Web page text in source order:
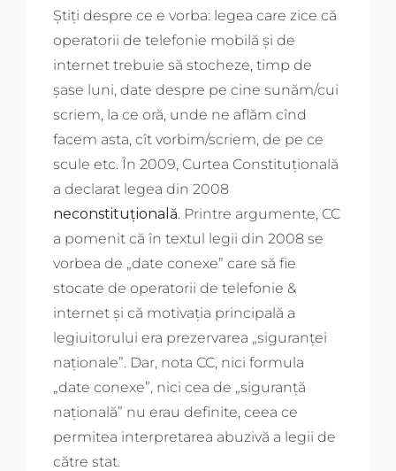
Știți despre ce e vorba: legea care zice că
operatorii de telefonie mobilă și de
internet trebuie să stocheze, timp de
șase luni, date despre pe cine sunăm/cui
scriem, la ce oră, unde ne aflăm cînd
facem asta, cît vorbim/scriem, de pe ce
scule etc. În 2009, Curtea Constituțională
a declarat legea din 2008
neconstituțională. Printre argumente, CC
a pomenit că în textul legii din 2008 se
vorbea de „date conexe” care să fie
stocate de operatorii de telefonie &
internet și că motivația principală a
legiuitorului era prezervarea „siguranței
naționale”. Dar, nota CC, nici formula
„date conexe”, nici cea de „siguranță
națională” nu erau definite, ceea ce
permitea interpretarea abuzivă a legii de
către stat.